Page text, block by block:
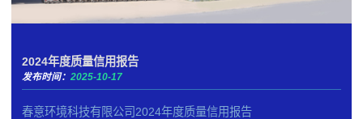
2024年度质量信用报告
发布时间： 2025-10-17
春意环境科技有限公司2024年度质量信用报告